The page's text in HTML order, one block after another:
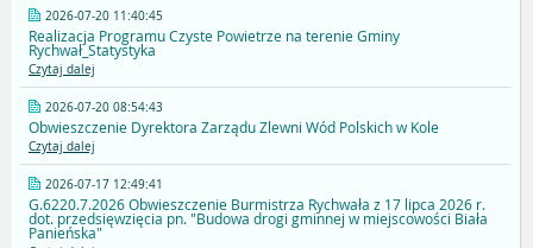
2026-07-20 11:40:45
Realizacja Programu Czyste Powietrze na terenie Gminy
Rychwał_Statystyka
Czytaj dalej
2026-07-20 08:54:43
Obwieszczenie Dyrektora Zarządu Zlewni Wód Polskich w Kole
Czytaj dalej
2026-07-17 12:49:41
G.6220.7.2026 Obwieszczenie Burmistrza Rychwała z 17 lipca 2026 r.
dot. przedsięwzięcia pn. "Budowa drogi gminnej w miejscowości Biała
Panieńska"